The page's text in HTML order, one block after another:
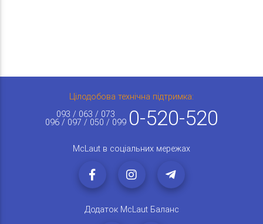
Цілодобова технічна підтримка:
093 / 063 / 073
096 / 097 / 050 / 099 0-520-520
McLaut в соціальних мережах
Додаток McLaut Баланс